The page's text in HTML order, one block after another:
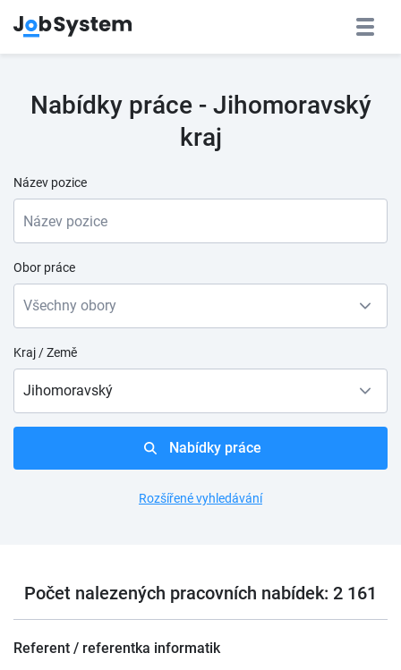
Nabídky práce - Jihomoravský
kraj
Název pozice
Obor práce
Všechny obory
Kraj / Země
Jihomoravský
Nabídky práce
Rozšířené vyhledávání
Počet nalezených pracovních nabídek: 2 161
Referent / referentka informatik